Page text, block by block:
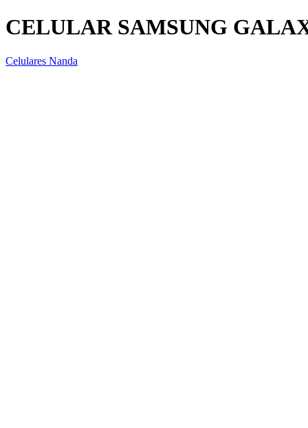
CELULAR SAMSUNG
Celulares Nanda